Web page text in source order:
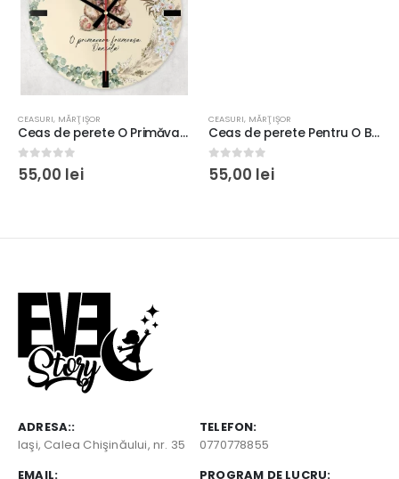
CEASURI, MĂRŢIŞOR
Ceas de perete O Primăvară Frumoasă #17, personalizat cu nume, diametru 20cm, Sticlă sau MDF
0out of 5
55,00 lei
CEASURI, MĂRŢIŞOR
Ceas de perete Pentru O Bunică Extraordinară #2, diametru 20cm, Sticlă sau MDF
0out of 5
55,00 lei
ADRESA::
Iaşi, Calea Chişinăului, nr. 35
TELEFON:
0770778855
EMAIL:
PROGRAM DE LUCRU: